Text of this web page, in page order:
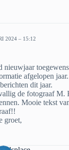
2024 – 15:12
nieuwjaar
afgelopen jaar.
dit jaar.
de fotograaf M.
Mooie tekst
groet,